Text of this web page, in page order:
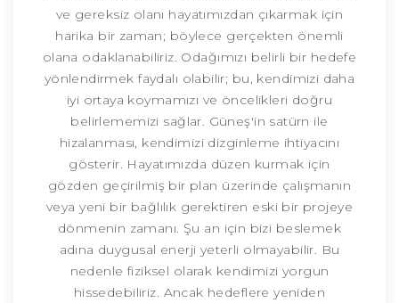
ve gereksiz olanı hayatımızdan çıkarmak için
harika bir zaman; böylece gerçekten önemli
olana odaklanabiliriz. Odağımızı belirli bir hedefe
yönlendirmek faydalı olabilir; bu, kendimizi daha
iyi ortaya koymamızı ve öncelikleri doğru
belirlememizi sağlar. Güneş'in satürn ile
hizalanması, kendimizi dizginleme ihtiyacını
gösterir. Hayatımızda düzen kurmak için
gözden geçirilmiş bir plan üzerinde çalışmanın
veya yeni bir bağlılık gerektiren eski bir projeye
dönmenin zamanı. Şu an için bizi beslemek
adına duygusal enerji yeterli olmayabilir. Bu
nedenle fiziksel olarak kendimizi yorgun
hissedebiliriz. Ancak hedeflere yeniden